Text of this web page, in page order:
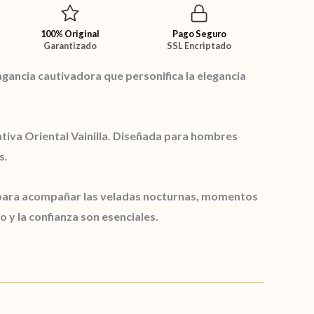
100% Original
Garantizado
Pago Seguro
SSL Encriptado
cautivadora que personifica la elegancia
Oriental Vainilla. Diseñada para hombres
acompañar las veladas nocturnas, momentos
y la confianza son esenciales.